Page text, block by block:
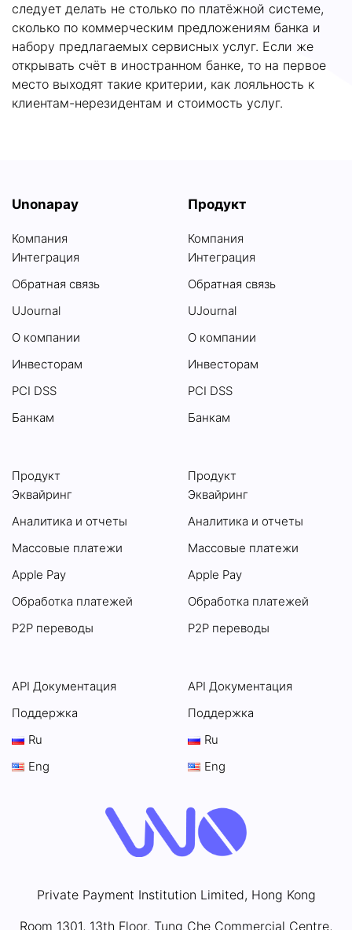
следует делать не столько по платёжной системе,
сколько по коммерческим предложениям банка и
набору предлагаемых сервисных услуг. Если же
открывать счёт в иностранном банке, то на первое
место выходят такие критерии, как лояльность к
клиентам-нерезидентам и стоимость услуг.
Unonapay
Компания
Интеграция
Обратная связь
UJournal
О компании
Инвесторам
PCI DSS
Банкам
Продукт
Эквайринг
Аналитика и отчеты
Массовые платежи
Apple Pay
Обработка платежей
P2P переводы
API Документация
Поддержка
Ru
Eng
Продукт
Компания
Интеграция
Обратная связь
UJournal
О компании
Инвесторам
PCI DSS
Банкам
Продукт
Эквайринг
Аналитика и отчеты
Массовые платежи
Apple Pay
Обработка платежей
P2P переводы
API Документация
Поддержка
Ru
Eng
Private Payment Institution Limited, Hong Kong
Room 1301, 13th Floor, Tung Che Commercial Centre,